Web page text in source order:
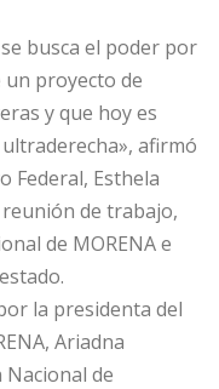
busca el poder por
un proyecto de
y que hoy es
afirmó
Federal, Esthela
de trabajo,
de MORENA e
la presidenta del
Ariadna
de